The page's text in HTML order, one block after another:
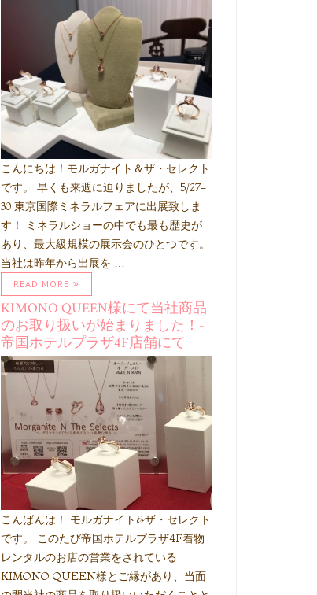
こんにちは！モルガナイト＆ザ・セレクト
です。 早くも来週に迫りましたが、5/27-
30 東京国際ミネラルフェアに出展致しま
す！ ミネラルショーの中でも最も歴史が
あり、最大級規模の展示会のひとつです。
当社は昨年から出展を …
READ MORE
KIMONO QUEEN様にて当社商品
のお取り扱いが始まりました！-
帝国ホテルプラザ4F店舗にて
こんばんは！ モルガナイト&ザ・セレクト
です。 このたび帝国ホテルプラザ4F着物
レンタルのお店の営業をされている
KIMONO QUEEN様とご縁があり、当面